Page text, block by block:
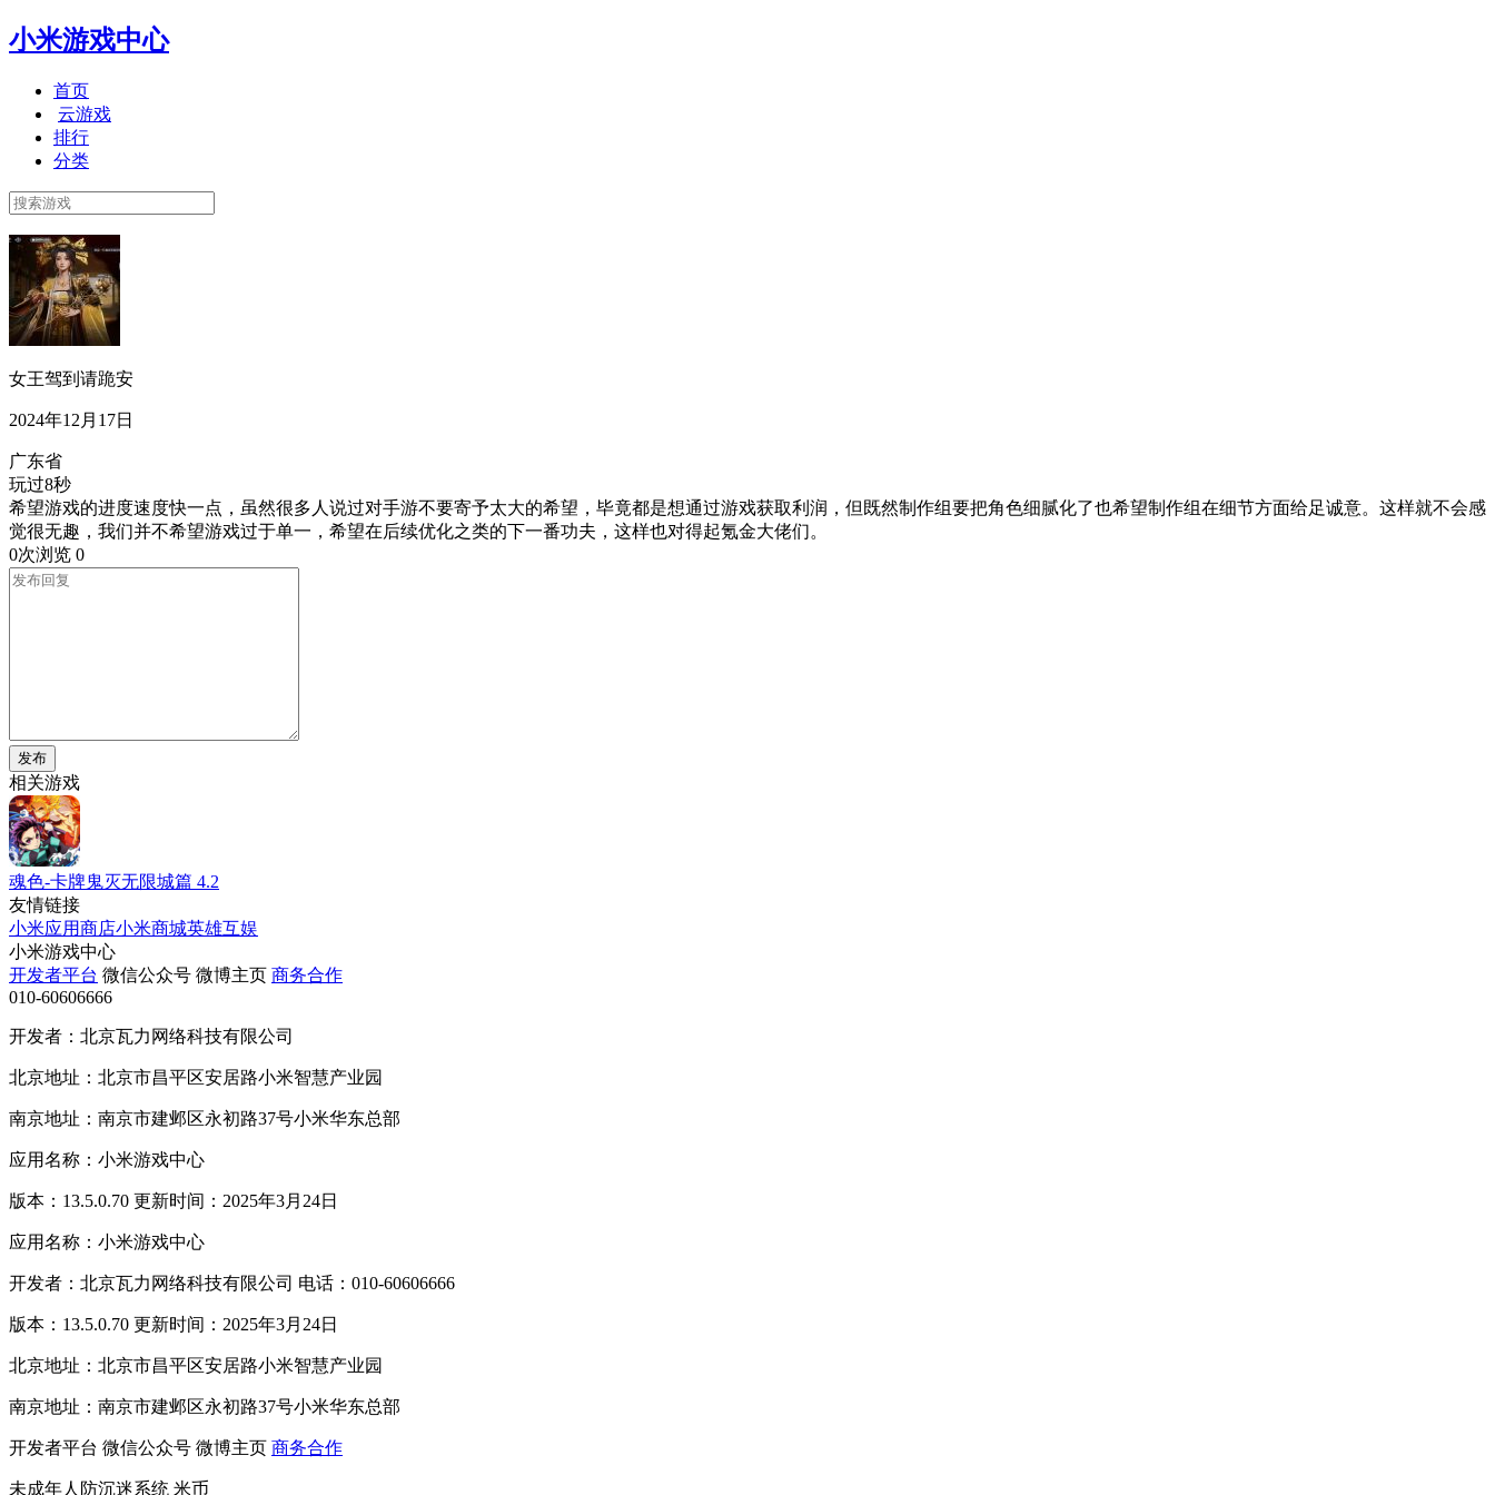
小米游戏中心
首页
云游戏
排行
分类
女王驾到请跪安
2024年12月17日
广东省
玩过8秒
希望游戏的进度速度快一点，虽然很多人说过对手游不要寄予太大的希望，毕竟都是想通过游戏获取利润，但既然制作组要把角色细腻化了也希望制作组在细节方面给足诚意。这样就不会感
觉很无趣，我们并不希望游戏过于单一，希望在后续优化之类的下一番功夫，这样也对得起氪金大佬们。
0次浏览 0
发布
相关游戏
魂色-卡牌鬼灭无限城篇 4.2
友情链接
小米应用商店小米商城英雄互娱
小米游戏中心
开发者平台 微信公众号 微博主页 商务合作
010-60606666
开发者：北京瓦力网络科技有限公司
北京地址：北京市昌平区安居路小米智慧产业园
南京地址：南京市建邺区永初路37号小米华东总部
应用名称：小米游戏中心
版本：13.5.0.70 更新时间：2025年3月24日
应用名称：小米游戏中心
开发者：北京瓦力网络科技有限公司 电话：010-60606666
版本：13.5.0.70 更新时间：2025年3月24日
北京地址：北京市昌平区安居路小米智慧产业园
南京地址：南京市建邺区永初路37号小米华东总部
开发者平台 微信公众号 微博主页 商务合作
未成年人防沉迷系统 米币